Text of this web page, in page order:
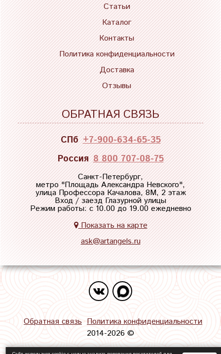
Статьи
Каталог
Контакты
Политика конфиденциальности
Доставка
Отзывы
ОБРАТНАЯ СВЯЗЬ
СПб +7-900-634-65-35
Россия 8 800 707-08-75
Санкт-Петербург,
метро "Площадь Александра Невского",
улица Профессора Качалова, 8М, 2 этаж
Вход / заезд Глазурной улицы
Режим работы: с 10.00 до 19.00 ежедневно
Показать на карте
ask@artangels.ru
Обратная связь Политика конфиденциальности
2014-2026 ©